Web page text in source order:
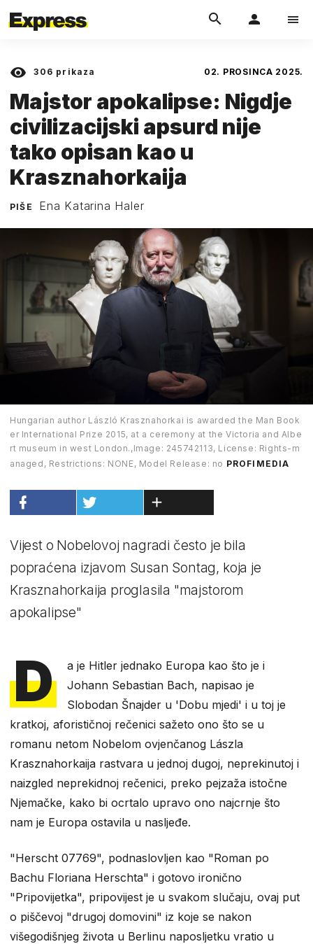
306 prikaza 02. PROSINCA 2025.
Majstor apokalipse: Nigdje
civilizacijski apsurd nije
tako opisan kao u
Krasznahorkaija
PIŠE Ena Katarina Haler
Hungarian author László Krasznahorkai is awarded the Man Book
er International Prize 2015, at a ceremony at the Victoria and Albe
rt museum in west London.,Image: 245742113, License: Rights-m
anaged, Restrictions: NONE, Model Release: no PROFIMEDIA
Vijest o Nobelovoj nagradi često je bila
popraćena izjavom Susan Sontag, koja je
Krasznahorkaija proglasila "majstorom
apokalipse"
D
a je Hitler jednako Europa kao što je i
Johann Sebastian Bach, napisao je
Slobodan Šnajder u 'Dobu mjedi' i u toj je
kratkoj, aforističnoj rečenici sažeto ono što se u
romanu netom Nobelom ovjenčanog Lászla
Krasznahorkaija rastvara u jednoj dugoj, neprekinutoj i
naizgled neprekidnoj rečenici, preko pejzaža istočne
Njemačke, kako bi ocrtalo upravo ono najcrnje što
nam je Europa ostavila u nasljeđe.
"Herscht 07769", podnaslovljen kao "Roman po
Bachu Floriana Herschta" i gotovo ironično
"Pripovijetka", pripovijest je u svakom slučaju, ovaj put
o piščevoj "drugoj domovini" iz koje se nakon
višegodišnjeg života u Berlinu naposljetku vratio u